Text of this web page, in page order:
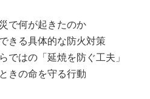
で何が起きたのか
きる具体的な防火対策
ではの「延焼を防ぐ工夫」
きの命を守る行動